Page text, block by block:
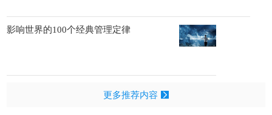
影响世界的100个经典管理定律
更多推荐内容